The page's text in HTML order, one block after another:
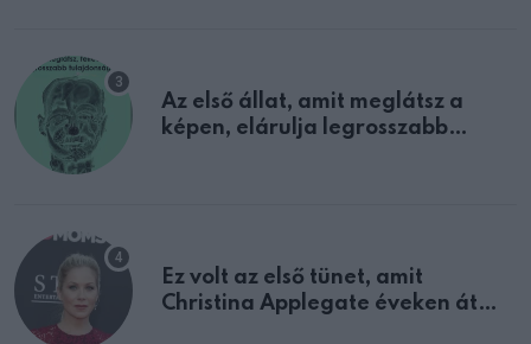
Az első állat, amit meglátsz a
képen, elárulja legrosszabb
Ez volt az első tünet, amit
Christina Applegate éveken át